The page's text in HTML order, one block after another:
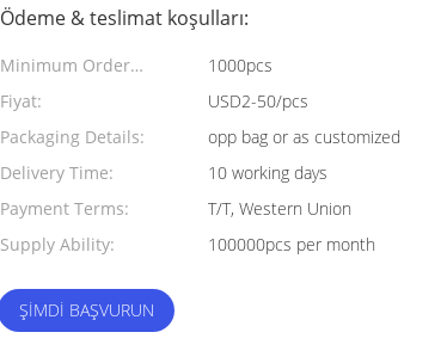
Ödeme & teslimat koşulları:
Minimum Order
Quantity:
1000pcs
Fiyat:
USD2-50/pcs
Packaging Details:
opp bag or as customized
Delivery Time:
10 working days
Payment Terms:
T/T, Western Union
Supply Ability:
100000pcs per month
ŞIMDI BAŞVURUN